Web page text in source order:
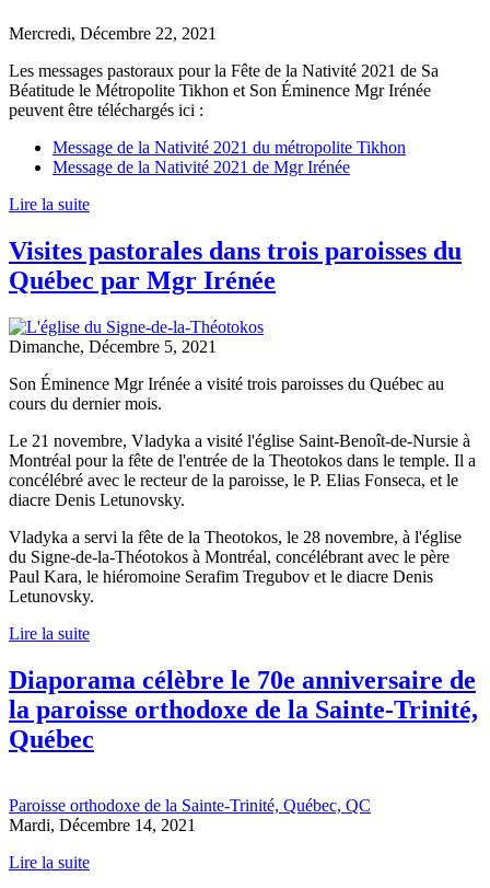
Mercredi, Décembre 22, 2021
Les messages pastoraux pour la Fête de la Nativité 2021 de Sa
Béatitude le Métropolite Tikhon et Son Éminence Mgr Irénée
peuvent être téléchargés ici :
Message de la Nativité 2021 du métropolite Tikhon
Message de la Nativité 2021 de Mgr Irénée
Lire la suite
Visites pastorales dans trois paroisses du
Québec par Mgr Irénée
Dimanche, Décembre 5, 2021
Son Éminence Mgr Irénée a visité trois paroisses du Québec au
cours du dernier mois.
Le 21 novembre, Vladyka a visité l'église Saint-Benoît-de-Nursie à
Montréal pour la fête de l'entrée de la Theotokos dans le temple. Il a
concélébré avec le recteur de la paroisse, le P. Elias Fonseca, et le
diacre Denis Letunovsky.
Vladyka a servi la fête de la Theotokos, le 28 novembre, à l'église
du Signe-de-la-Théotokos à Montréal, concélébrant avec le père
Paul Kara, le hiéromoine Serafim Tregubov et le diacre Denis
Letunovsky.
Lire la suite
Diaporama célèbre le 70e anniversaire de
la paroisse orthodoxe de la Sainte-Trinité,
Québec
Paroisse orthodoxe de la Sainte-Trinité, Québec, QC
Mardi, Décembre 14, 2021
Lire la suite